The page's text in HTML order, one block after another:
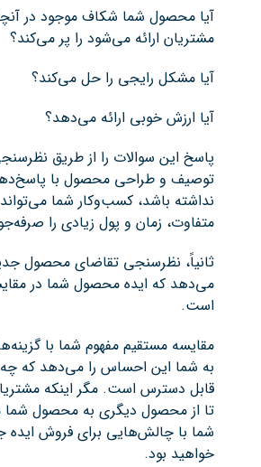
آیا محصول شما شکاف موجود در
مشتریان ارائه می‌شود را پر می‌کند؟
آیا مشکل رایجی را حل می‌کند؟
آیا ارزش خوبی ارائه می‌دهد؟
پاسخ این سوالات را از طریق
توصیف و طراحی محصول با
نداشته باشد، کسب‌وکار شما
متفاوت، زمان و پول زیادی را
ثانیاً، نظرسنجی تقاضای محصول
می‌دهد که ایده محصول شما در
است.
مقایسه مستقیم مفهوم شما با
به شما این احساس را می‌دهد که چه
قابل دسترس است. مگر اینکه
تا از محصول دیگری به محصول شما
شما با چالش‌هایی برای فروش ایده
خواهید بود.